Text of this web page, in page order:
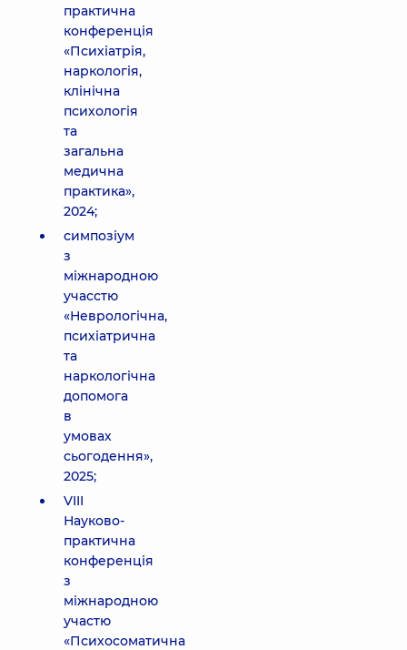
практична
конференція
«Психіатрія,
наркологія,
клінічна
психологія
та
загальна
медична
практика»,
2024;
симпозіум
з
міжнародною
учасстю
«Неврологічна,
психіатрична
та
наркологічна
допомога
в
умовах
сьогодення»,
2025;
VIII
Науково-
практична
конференція
з
міжнародною
участю
«Психосоматична